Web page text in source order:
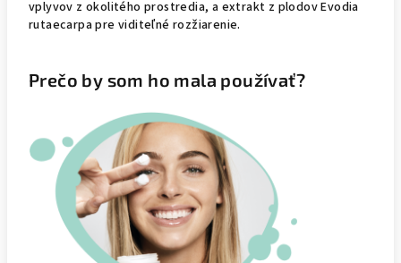
vplyvov z okolitého prostredia, a extrakt z plodov Evodia
rutaecarpa pre viditeľné rozžiarenie.
Prečo by som ho mala používať?